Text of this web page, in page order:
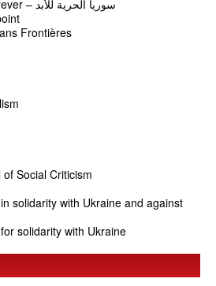
Syria Freedom Forever – سوريا الحرية للأبد
Frontières
Social Criticism
solidarity with Ukraine and against
solidarity with Ukraine